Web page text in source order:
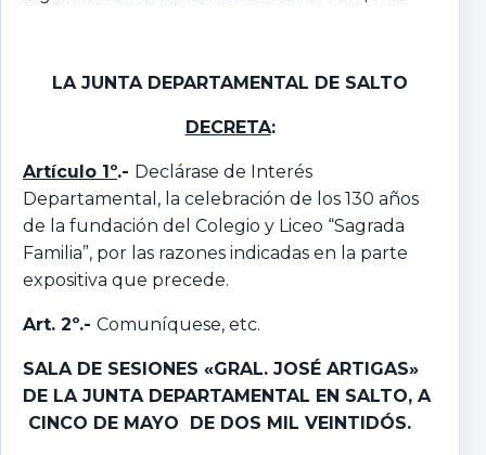
LA JUNTA DEPARTAMENTAL DE SALTO
DECRETA:
Artículo 1º.- Declárase de Interés
Departamental, la celebración de los 130 años
de la fundación del Colegio y Liceo “Sagrada
Familia”, por las razones indicadas en la parte
expositiva que precede.
Art. 2º.- Comuníquese, etc.
SALA DE SESIONES «GRAL. JOSÉ ARTIGAS»
DE LA JUNTA DEPARTAMENTAL EN SALTO, A
CINCO DE MAYO DE DOS MIL VEINTIDÓS.